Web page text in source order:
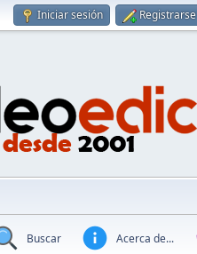
Iniciar sesión Registrarse
Buscar Acerca de...